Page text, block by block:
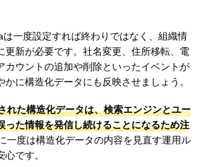
一度設定すれば終わりではなく、組織情
更新が必要です。社名変更、住所移転、電
カウントの追加や削除といったイベントが
に構造化データにも反映させましょう。
れた構造化データは、検索エンジンとユー
った情報を発信し続けることになるため注
一度は構造化データの内容を見直す運用ル
です。